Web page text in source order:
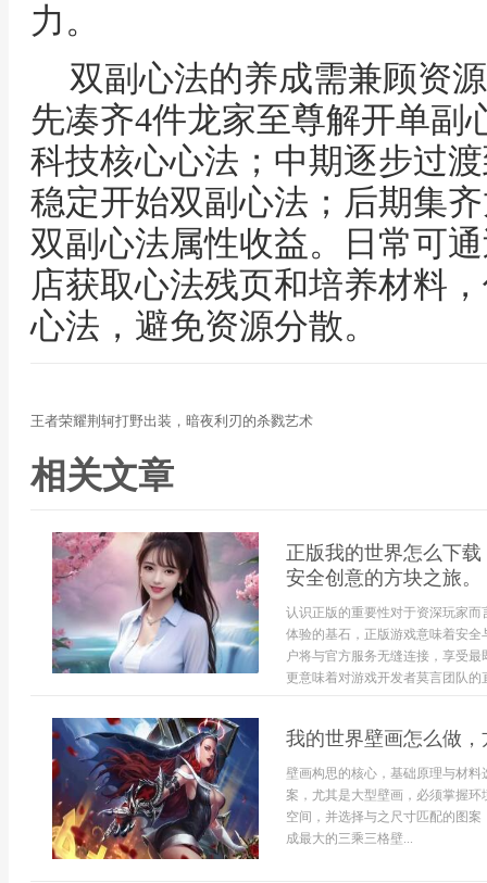
力。
双副心法的养成需兼顾资
先凑齐4件龙家至尊解开单副
科技核心心法；中期逐步过
稳定开始双副心法；后期集
双副心法属性收益。日常可
店获取心法残页和培养材料
心法，避免资源分散。
王者荣耀荆轲打野出装，暗夜利刃的杀戮艺术
相关文章
正版我的世界怎么下
安全创意的方块之旅。
认识正版的重要性对于资深玩家
体验的基石，正版游戏意味着安
户将与官方服务无缝连接，享受
更意味着对游戏开发者莫言团队的
我的世界壁画怎么做
壁画构思的核心，基础原理与材
案，尤其是大型壁画，必须掌握
空间，并选择与之尺寸匹配的图
成最大的三乘三格壁...